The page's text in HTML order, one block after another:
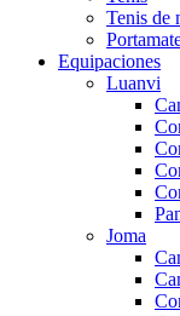
Tenis de
Equipaciones
Luanvi
Joma